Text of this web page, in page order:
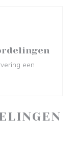
een